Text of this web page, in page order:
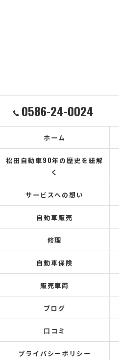
0586-24-0024
ホーム
松田自動車90年の歴史を紐解
く
サービスへの想い
自動車販売
修理
自動車保険
販売車両
ブログ
口コミ
プライバシーポリシー